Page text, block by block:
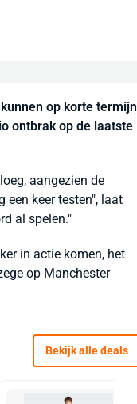
op korte termijn
ontbrak op de laatste
aangezien de
een keer testen", laat
al spelen."
in actie komen, het
op Manchester
Bekijk alle deals